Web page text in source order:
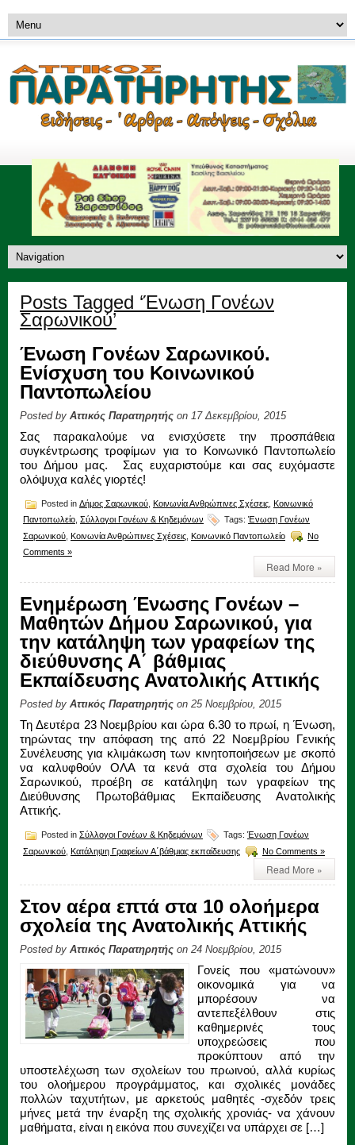
Posts Tagged ‘Ένωση Γονέων
Σαρωνικού’
Ένωση Γονέων Σαρωνικού.
Ενίσχυση του Κοινωνικού
Παντοπωλείου
Posted by Αττικός Παρατηρητής on 17 Δεκεμβρίου, 2015
Σας παρακαλούμε να ενισχύσετε την προσπάθεια
συγκέντρωσης τροφίμων για το Κοινωνικό Παντοπωλείο
του Δήμου μας. Σας ευχαριστούμε και σας ευχόμαστε
ολόψυχα καλές γιορτές!
Posted in Δήμος Σαρωνικού Κοινωνία Ανθρώπινες Σχέσεις Κοινωνικό
Παντοπωλείο Σύλλογοι Γονέων & Κηδεμόνων Tags: Ένωση Γονέων
Σαρωνικού Κοινωνία Ανθρώπινες Σχέσεις Κοινωνικό Παντοπωλείο
No
Comments »
Read More »
Ενημέρωση Ένωσης Γονέων –
Μαθητών Δήμου Σαρωνικού, για
την κατάληψη των γραφείων της
διεύθυνσης Α΄ βάθμιας
Εκπαίδευσης Ανατολικής Αττικής
Posted by Αττικός Παρατηρητής on 25 Νοεμβρίου, 2015
Τη Δευτέρα 23 Νοεμβρίου και ώρα 6.30 το πρωί, η Ένωση,
τηρώντας την απόφαση της από 22 Νοεμβρίου Γενικής
Συνέλευσης για κλιμάκωση των κινητοποιήσεων με σκοπό
να καλυφθούν ΟΛΑ τα κενά στα σχολεία του Δήμου
Σαρωνικού, προέβη σε κατάληψη των γραφείων της
Διεύθυνσης Πρωτοβάθμιας Εκπαίδευσης Ανατολικής
Αττικής.
Posted in Σύλλογοι Γονέων & Κηδεμόνων Tags: Ένωση Γονέων
Σαρωνικού Κατάληψη Γραφείων Α΄βάθμιας εκπαίδευσης No Comments »
Read More »
Στον αέρα επτά στα 10 ολοήμερα
σχολεία της Ανατολικής Αττικής
Posted by Αττικός Παρατηρητής on 24 Νοεμβρίου, 2015
Γονείς που «ματώνουν»
οικονομικά για να
μπορέσουν να
αντεπεξέλθουν στις
καθημερινές τους
υποχρεώσεις που
προκύπτουν από την
υποστελέχωση των σχολείων του πρωινού, αλλά κυρίως
του ολοήμερου προγράμματος, και σχολικές μονάδες
πολλών ταχυτήτων, με αρκετούς μαθητές -σχεδόν τρεις
μήνες μετά την έναρξη της σχολικής χρονιάς- να χάνουν
μαθήματα, είναι η εικόνα που συνεχίζει να υπάρχει σε […]